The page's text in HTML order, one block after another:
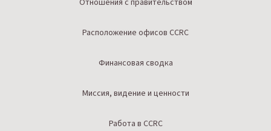
Отношения с правительством
Расположение офисов CCRC
Финансовая сводка
Миссия, видение и ценности
Работа в CCRC